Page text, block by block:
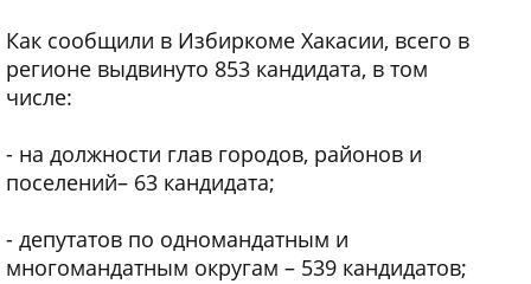
Как сообщили в Избиркоме Хакасии, всего в
регионе выдвинуто 853 кандидата, в том
числе:
- на должности глав городов, районов и
поселений– 63 кандидата;
- депутатов по одномандатным и
многомандатным округам – 539 кандидатов;